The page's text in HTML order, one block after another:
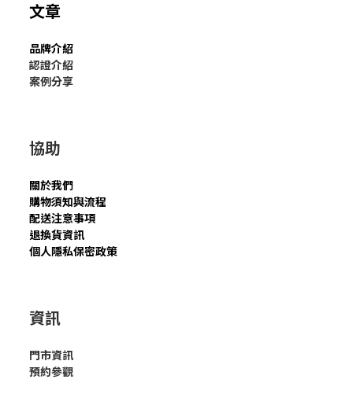
文章
品牌介紹
認證介紹
案例分享
協助
關於我們
購物須知與流程
配送注意事項
退換貨資訊
個人隱私保密政策
資訊
門市資訊
預約參觀